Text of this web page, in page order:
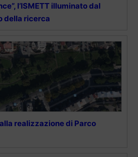
l’ISMETT illuminato dal
della ricerca
realizzazione di Parco